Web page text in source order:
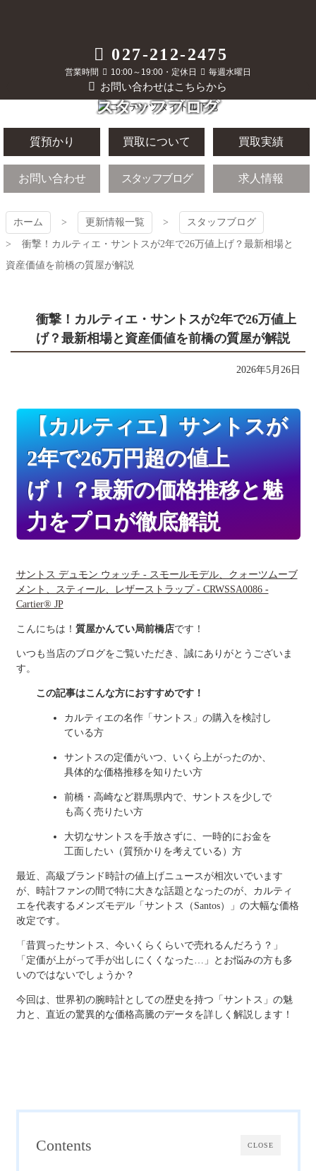
ス
ッ
質屋かんてい局
前橋店
027-212-2475
営業時間 10:00～19:00・定休日 毎週水曜日
お問い合わせはこちらから
スタッフブログ
質預かり 買取について 買取実績
お問い合わせ スタッフブログ 求人情報
ホーム 更新情報一覧 スタッフブログ
衝撃！カルティエ・サントスが2年で26万値上げ？最新相場と
資産価値を前橋の質屋が解説
衝撃！カルティエ・サントスが2年で26万値上
げ？最新相場と資産価値を前橋の質屋が解説
2026年5月26日
【カルティエ】サントスが
2年で26万円超の値上
げ！？最新の価格推移と魅
力をプロが徹底解説
サントス デュモン ウォッチ - スモールモデル、クォーツムーブ
メント、スティール、レザーストラップ - CRWSSA0086 -
Cartier® JP
こんにちは！ 質屋かんてい局前橋店です！
いつも当店のブログをご覧いただき、誠にありがとうございま
す。
この記事はこんな方におすすめです！
カルティエの名作「サントス」の購入を検討し
ている方
サントスの定価がいつ、いくら上がったのか、
具体的な価格推移を知りたい方
前橋・高崎など群馬県内で、サントスを少しで
も高く売りたい方
大切なサントスを手放さずに、一時的にお金を
工面したい（質預かりを考えている）方
最近、高級ブランド時計の値上げニュースが相次いでいます
が、時計ファンの間で特に大きな話題となったのが、カルティ
エを代表するメンズモデル「サントス（Santos）」の大幅な価格
改定です。
「昔買ったサントス、今いくらくらいで売れるんだろう？」
「定価が上がって手が出しにくくなった…」とお悩みの方も多
いのではないでしょうか？
今回は、世界初の腕時計としての歴史を持つ「サントス」の魅
力と、直近の驚異的な価格高騰のデータを詳しく解説します！
CLOSE
Contents